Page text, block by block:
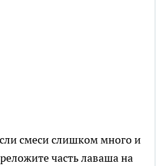
смеси слишком много и
часть лаваша на